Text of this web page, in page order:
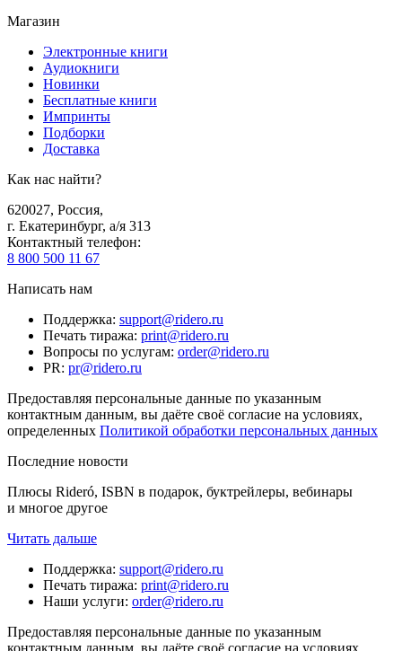
Магазин
Электронные книги
Аудиокниги
Новинки
Бесплатные книги
Импринты
Подборки
Доставка
Как нас найти?
620027, Россия,
г. Екатеринбург, а/я 313
Контактный телефон:
8 800 500 11 67
Написать нам
Поддержка: support@ridero.ru
Печать тиража: print@ridero.ru
Вопросы по услугам: order@ridero.ru
PR: pr@ridero.ru
Предоставляя персональные данные по указанным
контактным данным, вы даёте своё согласие на условиях,
определенных Политикой обработки персональных данных
Последние новости
Плюсы Rideró, ISBN в подарок, буктрейлеры, вебинары
и многое другое
Читать дальше
Поддержка: support@ridero.ru
Печать тиража: print@ridero.ru
Наши услуги: order@ridero.ru
Предоставляя персональные данные по указанным